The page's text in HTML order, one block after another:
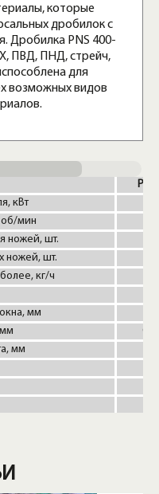
которые
дробилок с
Дробилка PNS 400-
ПВД, ПНД, стрейч,
для
возможных видов
кВт
об/мин
ножей, шт.
ножей, шт.
кг/ч
мм
Ø
мм